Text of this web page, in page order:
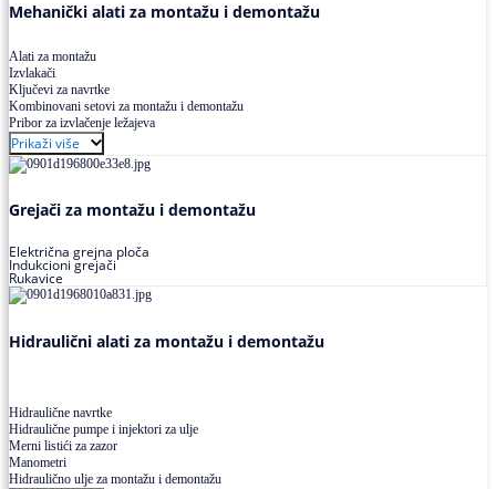
Mehanički alati za montažu i demontažu
Alati za montažu
Izvlakači
Ključevi za navrtke
Kombinovani setovi za montažu i demontažu
Pribor za izvlačenje ležajeva
Prikaži više
Grejači za montažu i demontažu
Električna grejna ploča
Indukcioni grejači
Rukavice
Hidraulični alati za montažu i demontažu
Hidraulične navrtke
Hidraulične pumpe i injektori za ulje
Merni listići za zazor
Manometri
Hidraulično ulje za montažu i demontažu